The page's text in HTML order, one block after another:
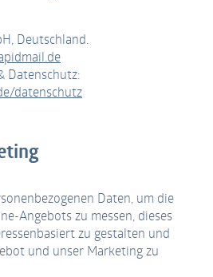
Deutschland.
Datenschutz:
datenschutz
Daten, um die
Angebots zu messen, dieses
zu gestalten und
und unser Marketing zu